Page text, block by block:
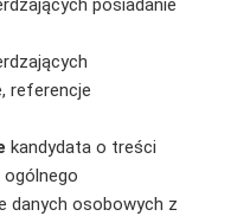
posiadanie
referencje
kandydata o treści
ogólnego
danych osobowych z